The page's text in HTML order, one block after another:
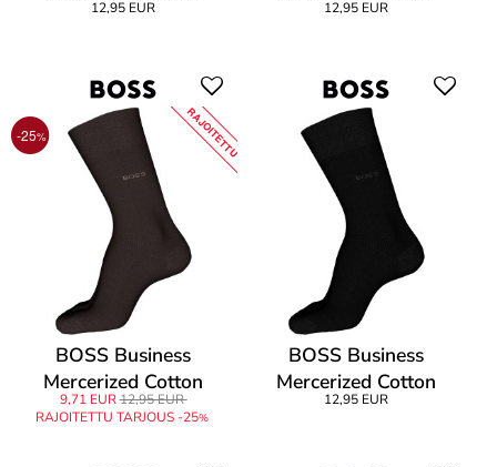
George Dots Sock
12,95 EUR
George Finest Sock
12,95 EUR
-25% RAJOITETTU
BOSS Business
Mercerized Cotton
George Finest Sock
9,71 EUR12,95 EUR
RAJOITETTU TARJOUS -25%
BOSS Business
Mercerized Cotton
George Finest Sock
12,95 EUR